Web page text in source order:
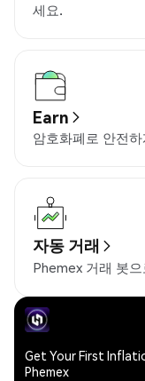
세요.
Earn
암호화폐로 안전
자동 거래
Phemex 거래 봇
Get Your First
Phemex